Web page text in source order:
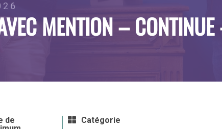
MENTION –
de
Catégorie